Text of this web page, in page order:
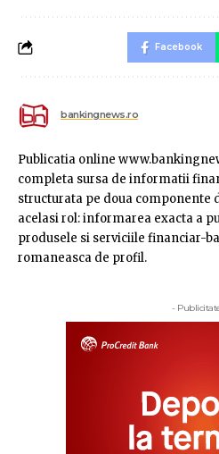
Facebook
bankingnews.ro
Publicatia online
completa sursa de informatii
structurata pe doua componente
acelasi rol: informarea exacta a
produsele si serviciile financiar-
romaneasca de profil.
-